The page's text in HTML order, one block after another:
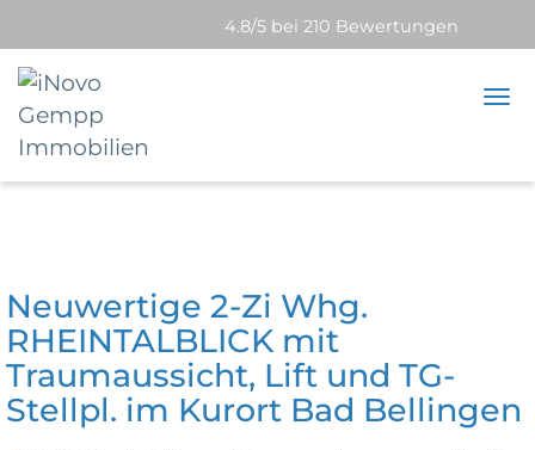
4.8/5 bei 210 Bewertungen
Neuwertige 2-Zi Whg.
RHEINTALBLICK mit
Traumaussicht, Lift und TG-
Stellpl. im Kurort Bad Bellingen